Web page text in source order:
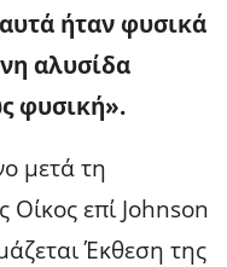
ήταν φυσικά
αλυσίδα
φυσική».
μετά τη
Οίκος επί Johnson
Έκθεση της